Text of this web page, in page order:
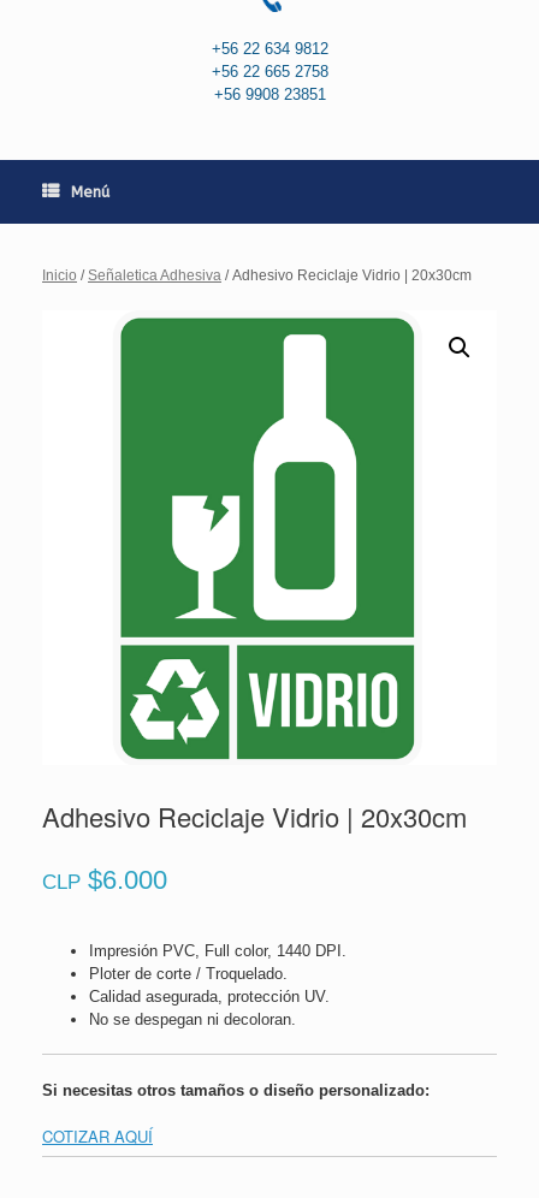
+56 22 634 9812
+56 22 665 2758
+56 9908 23851
Menú
Inicio /Señaletica Adhesiva / Adhesivo Reciclaje Vidrio | 20x30cm
Adhesivo Reciclaje Vidrio | 20x30cm
CLP $6.000
Impresión PVC, Full color, 1440 DPI.
Ploter de corte / Troquelado.
Calidad asegurada, protección UV.
No se despegan ni decoloran.
Si necesitas otros tamaños o diseño personalizado:
COTIZAR AQUÍ